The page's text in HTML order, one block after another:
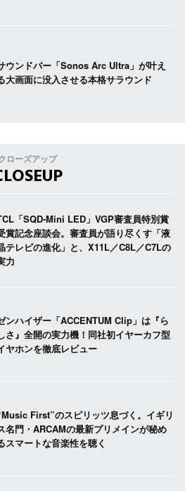
ウンドバー「Sonos Arc Ultra」が叶え
大画面に没入させる本格サラウンド
ローズアップ
「SQD-Mini LED」VGP審査員特別賞
賞記念座談会。審査員が語り尽くす「液
テレビの進化」と、X11L／C8L／C7Lの
力
ンハイザー「ACCENTUM Clip」は『ら
さ』全開の実力機！同社初イヤーカフ型
ヤホンを徹底レビュー
First”のスピリッツ息づく。イギリ
名門・ARCAMの最新プリメインが秘め
スマートな音楽性を聴く